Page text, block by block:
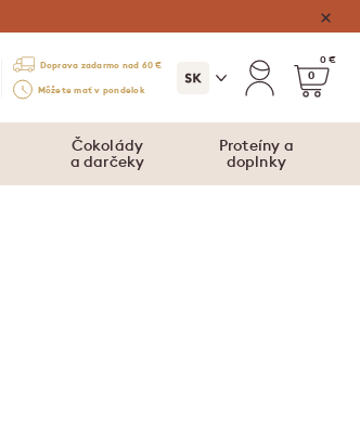
Doprava zadarmo nad 60 €
Môžete mať v pondelok
0 €
0
Čokolády
a darčeky
Proteíny a
doplnky